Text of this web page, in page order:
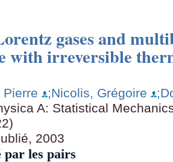
gases and
with irreversible
Pierre ;Nicolis, Grégoire
A: Statistical
2003
les pairs